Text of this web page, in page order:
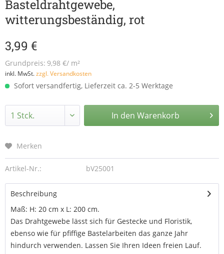
Basteldrahtgewebe,
witterungsbeständig, rot
3,99 €
Grundpreis: 9,98 €/ m²
inkl. MwSt.zzgl. Versandkosten
Sofort versandfertig, Lieferzeit ca. 2-5 Werktage
In denWarenkorb
Merken
Artikel-Nr.: bV25001
Beschreibung
Maß: H: 20 cm x L: 200 cm.
Das Drahtgewebe lässt sich für Gestecke und Floristik,
ebenso wie für pfiffige Bastelarbeiten das ganze Jahr
hindurch verwenden. Lassen Sie Ihren Ideen freien Lauf.